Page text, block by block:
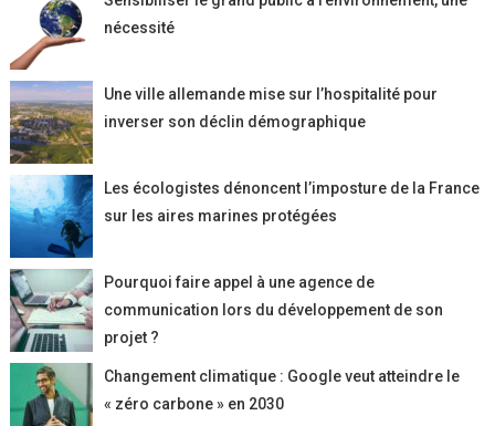
nécessité
Une ville allemande mise sur l’hospitalité pour
inverser son déclin démographique
Les écologistes dénoncent l’imposture de la France
sur les aires marines protégées
Pourquoi faire appel à une agence de
communication lors du développement de son
projet ?
Changement climatique : Google veut atteindre le
« zéro carbone » en 2030